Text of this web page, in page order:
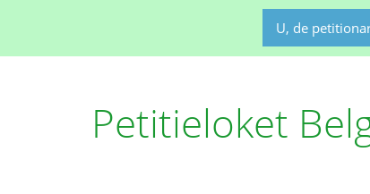
U, de
Petitieloket